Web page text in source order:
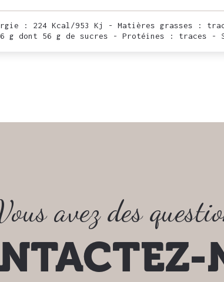
: 224 Kcal/953 Kj - Matières grasses :
g dont 56 g de sucres - Protéines : traces -
avez des